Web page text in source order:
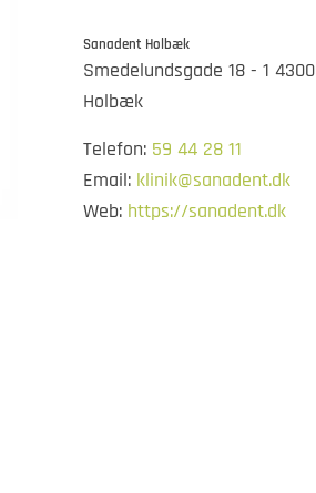
Sanadent Holbæk
Smedelundsgade 18 - 1 4300
Holbæk
Telefon: 59 44 28 11
Email: klinik@sanadent.dk
Web: https://sanadent.dk